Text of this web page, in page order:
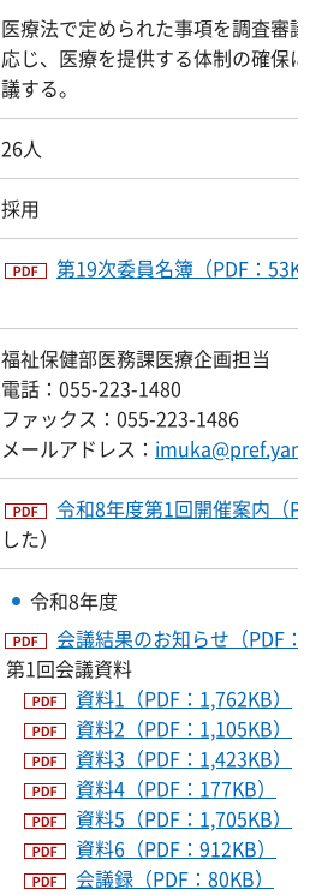
医療法で定められた事項を調査審
応じ、医療を提供する体制の確保
議する。
26人
採用
第19次委員名簿（PDF：
福祉保健部医務課医療企画担当
電話：055-223-1480
ファックス：055-223-1486
メールアドレス：
令和8年度第1回開催案内（
した）
令和8年度
会議結果のお知らせ（PDF
第1回会議資料
資料1（PDF：1,762KB）
資料2（PDF：1,105KB）
資料3（PDF：1,423KB）
資料4（PDF：177KB）
資料5（PDF：1,705KB）
資料6（PDF：912KB）
会議録（PDF：80KB）